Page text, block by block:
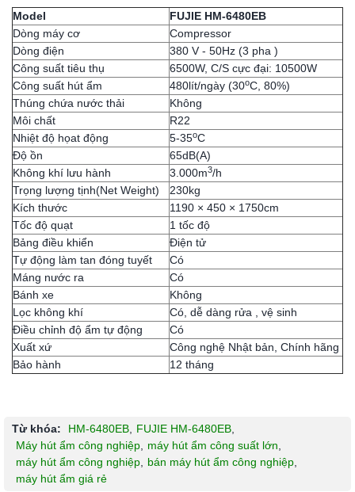
Model
FUJIE HM-6480EB
Dòng máy cơ
Compressor
Dòng điện
380 V - 50Hz (3 pha )
Công suất tiêu thụ
6500W, C/S cực đại: 10500W
Công suất hút ẩm
480lít/ngày (30oC, 80%)
Thúng chứa nước thải
Không
Môi chất
R22
Nhiệt độ họat động
5-35oC
Độ ồn
65dB(A)
Không khí lưu hành
3.000m3/h
Trọng lượng tịnh(Net Weight)
230kg
Kích thước
1190 × 450 × 1750cm
Tốc độ quạt
1 tốc độ
Bảng điều khiển
Điện tử
Tự động làm tan đóng tuyết
Có
Máng nước ra
Có
Bánh xe
Không
Lọc không khí
Có, dễ dàng rửa , vệ sinh
Điều chỉnh độ ẩm tự động
Có
Xuất xứ
Công nghệ Nhật bản, Chính hãng
Bảo hành
12 tháng
Từ khóa: HM-6480EB, FUJIE HM-6480EB,
Máy hút ẩm công nghiệp, máy hút ẩm công suất lớn,
máy hút ẩm công nghiệp, bán máy hút ẩm công nghiệp,
máy hút ẩm giá rẻ